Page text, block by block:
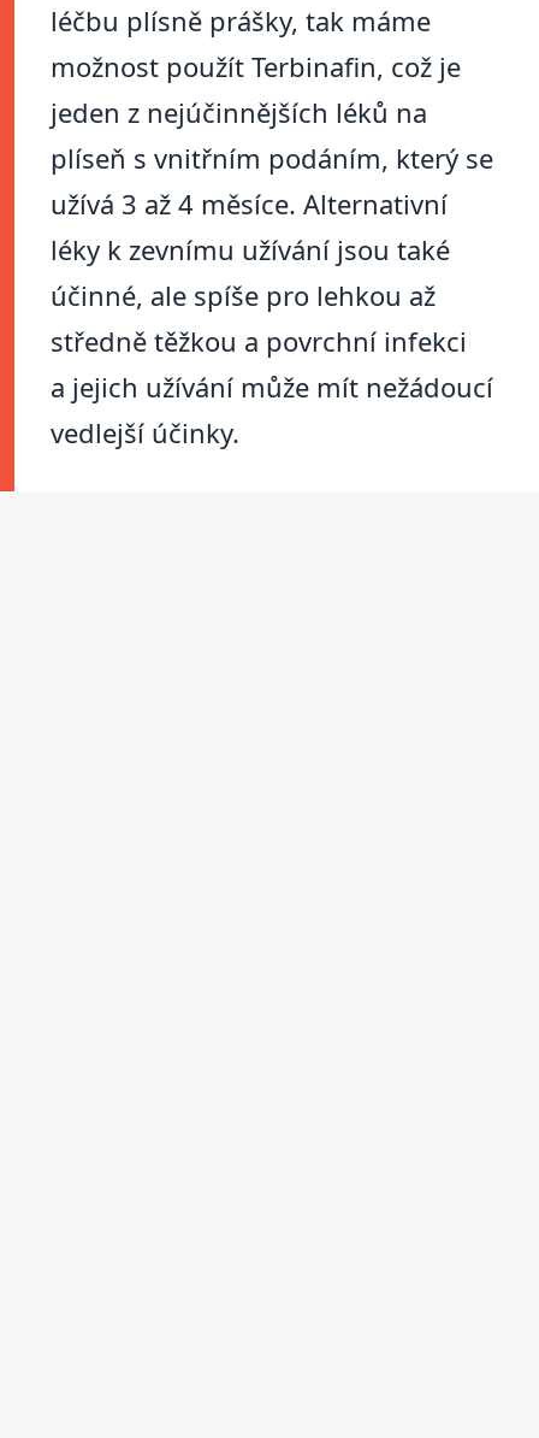
léčbu plísně prášky, tak máme
možnost použít Terbinafin, což je
jeden z nejúčinnějších léků na
plíseň s vnitřním podáním, který se
užívá 3 až 4 měsíce. Alternativní
léky k zevnímu užívání jsou také
účinné, ale spíše pro lehkou až
středně těžkou a povrchní infekci
a jejich užívání může mít nežádoucí
vedlejší účinky.